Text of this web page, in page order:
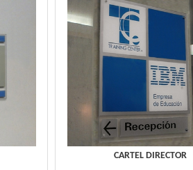
CARTEL DIRECTOR